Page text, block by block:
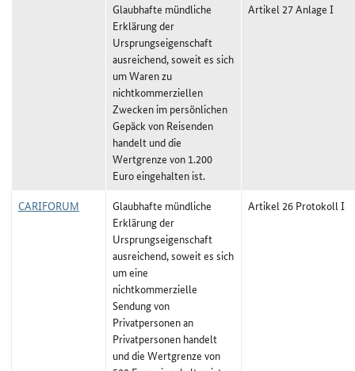
Glaubhafte mündliche
Erklärung der
Ursprungseigenschaft
ausreichend, soweit es sich
um Waren zu
nichtkommerziellen
Zwecken im persönlichen
Gepäck von Reisenden
handelt und die
Wertgrenze von 1.200
Euro eingehalten ist.
Artikel 27 Anlage I
CARIFORUM
Glaubhafte mündliche
Erklärung der
Ursprungseigenschaft
ausreichend, soweit es sich
um eine
nichtkommerzielle
Sendung von
Privatpersonen an
Privatpersonen handelt
und die Wertgrenze von
Artikel 26 Protokoll I